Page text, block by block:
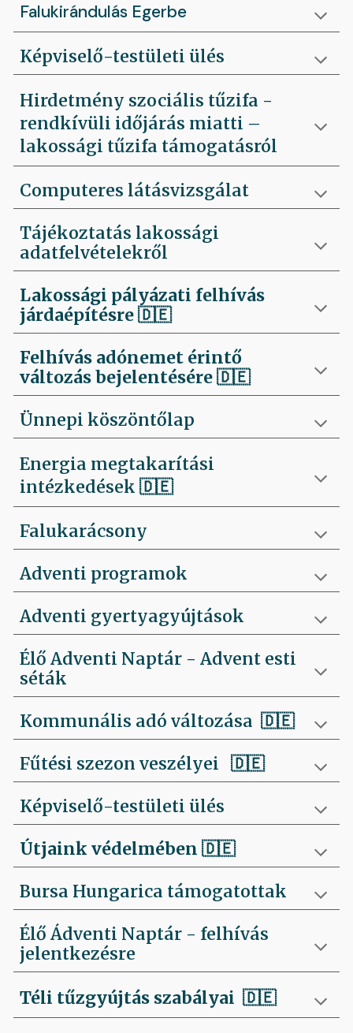
Falukirándulás Egerbe
Képviselő-testületi ülés
Hirdetmény szociális tűzifa -
rendkívüli időjárás miatti –
lakossági tűzifa támogatásról
Computeres látásvizsgálat
Tájékoztatás lakossági
adatfelvételekről
Lakossági pályázati felhívás
járdaépítésre🇩🇪
Felhívás adónemet érintő
változás bejelentésére 🇩🇪
Ünnepi köszöntőlap
Energia megtakarítási
intézkedések 🇩🇪
Falukarácsony
Adventi programok
Adventi gyertyagyújtások
Élő Adventi Naptár - Advent esti
séták
Kommunális adó változása 🇩🇪
Fűtési szezon veszélyei 🇩🇪
Képviselő-testületi ülés
Útjaink védelmében🇩🇪
Bursa Hungarica támogatottak
Élő Ádventi Naptár - felhívás
jelentkezésre
Téli tűzgyújtás szabályai 🇩🇪